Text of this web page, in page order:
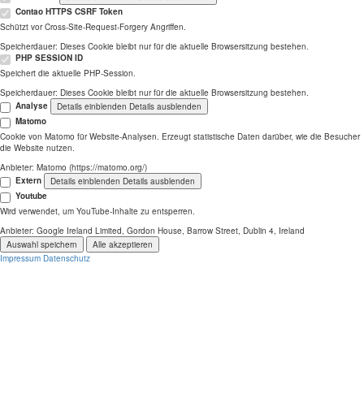
Contao HTTPS CSRF Token
Schützt vor Cross-Site-Request-Forgery Angriffen.
Speicherdauer: Dieses Cookie bleibt nur für die aktuelle Browsersitzung bestehen.
PHP SESSION ID
Speichert die aktuelle PHP-Session.
Speicherdauer: Dieses Cookie bleibt nur für die aktuelle Browsersitzung bestehen.
Analyse
Details einblenden Details ausblenden
Matomo
Cookie von Matomo für Website-Analysen. Erzeugt statistische Daten darüber, wie die Besucher
die Website nutzen.
Anbieter: Matomo (https://matomo.org/)
Extern
Details einblenden Details ausblenden
Youtube
Wird verwendet, um YouTube-Inhalte zu entsperren.
Anbieter: Google Ireland Limited, Gordon House, Barrow Street, Dublin 4, Ireland
Auswahl speichern
Alle akzeptieren
Impressum Datenschutz